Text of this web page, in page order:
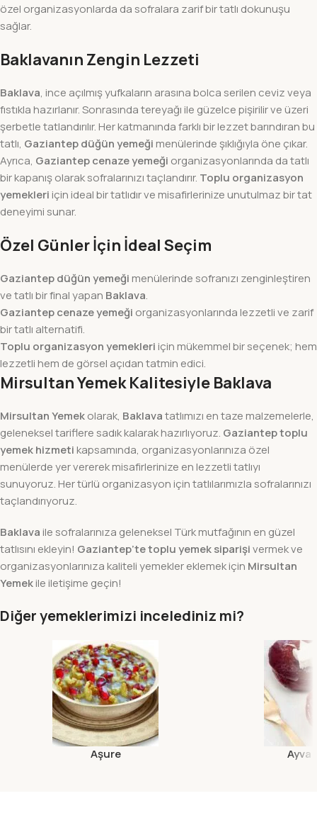
özel organizasyonlarda da sofralara zarif bir tatlı dokunuşu
sağlar.
Baklavanın Zengin Lezzeti
Baklava, ince açılmış yufkaların arasına bolca serilen ceviz veya
fıstıkla hazırlanır. Sonrasında tereyağı ile güzelce pişirilir ve üzeri
şerbetle tatlandırılır. Her katmanında farklı bir lezzet barındıran bu
tatlı, Gaziantep düğün yemeği menülerinde şıklığıyla öne çıkar.
Ayrıca, Gaziantep cenaze yemeği organizasyonlarında da tatlı
bir kapanış olarak sofralarınızı taçlandırır. Toplu organizasyon
yemekleri için ideal bir tatlıdır ve misafirlerinize unutulmaz bir tat
deneyimi sunar.
Özel Günler İçin İdeal Seçim
Gaziantep düğün yemeği menülerinde sofranızı zenginleştiren
ve tatlı bir final yapan Baklava.
Gaziantep cenaze yemeği organizasyonlarında lezzetli ve zarif
bir tatlı alternatifi.
Toplu organizasyon yemekleri için mükemmel bir seçenek; hem
lezzetli hem de görsel açıdan tatmin edici.
Mirsultan Yemek Kalitesiyle Baklava
Mirsultan Yemekolarak, Baklavatatlımızı en taze malzemelerle,
geleneksel tariflere sadık kalarak hazırlıyoruz. Gaziantep toplu
yemek hizmeti kapsamında, organizasyonlarınıza özel
menülerde yer vererek misafirlerinize en lezzetli tatlıyı
sunuyoruz. Her türlü organizasyon için tatlılarımızla sofralarınızı
taçlandırıyoruz.
Baklava ile sofralarınıza geleneksel Türk mutfağının en güzel
tatlısını ekleyin! Gaziantep’te toplu yemek siparişivermek ve
organizasyonlarınıza kaliteli yemekler eklemek için Mirsultan
Yemekile iletişime geçin!
Diğer yemeklerimizi incelediniz mi?
Aşure Ayva